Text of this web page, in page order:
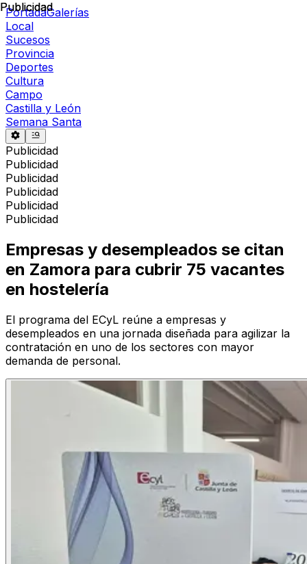
PortadaGalerías
Local
Sucesos
Provincia
Deportes
Cultura
Campo
Castilla y León
Semana Santa
Publicidad
Publicidad
Publicidad
Publicidad
Publicidad
Publicidad
Publicidad
Empresas y desempleados se citan
en Zamora para cubrir 75 vacantes
en hostelería
El programa del ECyL reúne a empresas y
desempleados en una jornada diseñada para agilizar la
contratación en uno de los sectores con mayor
demanda de personal.
Publicidad